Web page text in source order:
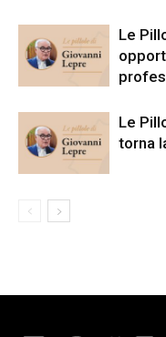
Le
Le
torna